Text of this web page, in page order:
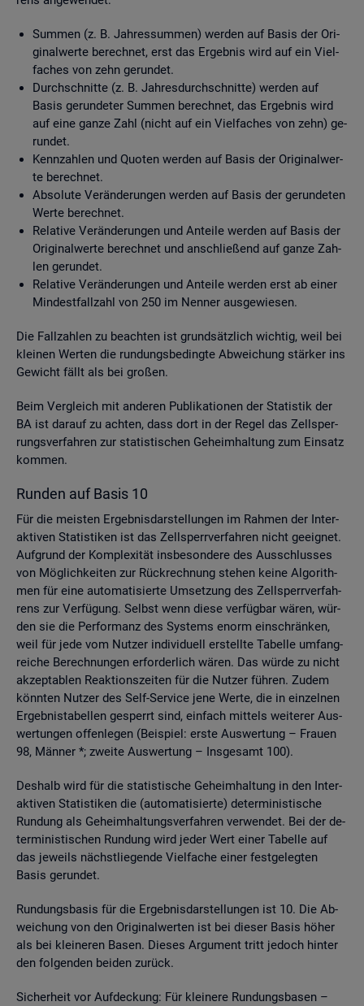
Sum­men (z. B. Jah­res­sum­men) wer­den auf Basis der Ori­
gi­nal­wer­te be­rech­net, erst das Er­geb­nis wird auf ein Viel­
fa­ches von zehn ge­run­det.
Durch­schnit­te (z. B. Jah­res­durch­schnit­te) wer­den auf
Basis ge­run­de­ter Sum­men be­rech­net, das Er­geb­nis wird
auf eine ganze Zahl (nicht auf ein Viel­fa­ches von zehn) ge­
run­det.
Kenn­zah­len und Quo­ten wer­den auf Basis der Ori­gi­nal­wer­
te be­rech­net.
Ab­so­lu­te Ver­än­de­run­gen wer­den auf Basis der ge­run­de­ten
Werte be­rech­net.
Re­la­ti­ve Ver­än­de­run­gen und An­tei­le wer­den auf Basis der
Ori­gi­nal­wer­te be­rech­net und an­schlie­ßend auf ganze Zah­
len ge­run­det.
Re­la­ti­ve Ver­än­de­run­gen und An­tei­le wer­den erst ab einer
Min­dest­fall­zahl von 250 im Nen­ner aus­ge­wie­sen.
Die Fall­zah­len zu be­ach­ten ist grund­sätz­lich wich­tig, weil bei
klei­nen Wer­ten die run­dungs­be­ding­te Ab­wei­chung stär­ker ins
Ge­wicht fällt als bei gro­ßen.
Beim Ver­gleich mit an­de­ren Pu­bli­ka­tio­nen der Sta­tis­tik der
BA ist dar­auf zu ach­ten, dass dort in der Regel das Zell­sper­
rungs­ver­fah­ren zur sta­tis­ti­schen Ge­heim­hal­tung zum Ein­satz
kom­men.
Run­den auf Basis 10
Für die meis­ten Er­geb­nis­dar­stel­lun­gen im Rah­men der In­ter­
ak­ti­ven Sta­tis­ti­ken ist das Zell­sperr­ver­fah­ren nicht ge­eig­net.
Auf­grund der Kom­ple­xi­tät ins­be­son­de­re des Aus­schlus­ses
von Mög­lich­kei­ten zur Rück­rech­nung ste­hen keine Al­go­rith­
men für eine au­to­ma­ti­sier­te Um­set­zung des Zell­sperr­ver­fah­
rens zur Ver­fü­gung. Selbst wenn diese ver­füg­bar wären, wür­
den sie die Per­for­manz des Sys­tems enorm ein­schrän­ken,
weil für jede vom Nut­zer in­di­vi­du­ell er­stell­te Ta­bel­le um­fang­
rei­che Be­rech­nun­gen er­for­der­lich wären. Das würde zu nicht
ak­zep­ta­blen Re­ak­ti­ons­zei­ten für die Nut­zer füh­ren. Zudem
könn­ten Nut­zer des Self-Ser­vice jene Werte, die in ein­zel­nen
Er­geb­nis­ta­bel­len ge­sperrt sind, ein­fach mit­tels wei­te­rer Aus­
wer­tun­gen of­fen­le­gen (Bei­spiel: erste Aus­wer­tung – Frau­en
98, Män­ner *; zwei­te Aus­wer­tung – Ins­ge­samt 100).
Des­halb wird für die sta­tis­ti­sche Ge­heim­hal­tung in den In­ter­
ak­ti­ven Sta­tis­ti­ken die (au­to­ma­ti­sier­te) de­ter­mi­nis­ti­sche
Run­dung als Ge­heim­hal­tungs­ver­fah­ren ver­wen­det. Bei der de­
ter­mi­nis­ti­schen Run­dung wird jeder Wert einer Ta­bel­le auf
das je­weils nächst­lie­gen­de Viel­fa­che einer fest­ge­leg­ten
Basis ge­run­det.
Run­dungs­ba­sis für die Er­geb­nis­dar­stel­lun­gen ist 10. Die Ab­
wei­chung von den Ori­gi­nal­wer­ten ist bei die­ser Basis höher
als bei klei­ne­ren Basen. Die­ses Ar­gu­ment tritt je­doch hin­ter
den fol­gen­den bei­den zu­rück.
Si­cher­heit vor Auf­de­ckung: Für klei­ne­re Run­dungs­ba­sen –